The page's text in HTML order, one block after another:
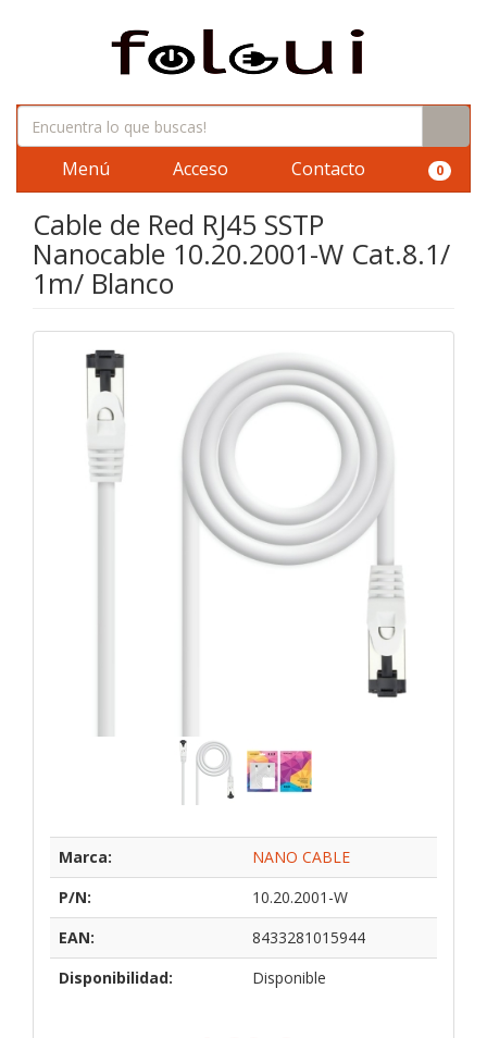
Menú Acceso Contacto 0
Cable de Red RJ45 SSTP
Nanocable 10.20.2001-W Cat.8.1/
1m/ Blanco
Marca:
NANO CABLE
P/N:
10.20.2001-W
EAN:
8433281015944
Disponibilidad:
Disponible